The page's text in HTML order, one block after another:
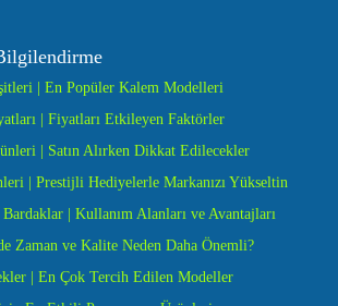
| En Popüler Kalem Modelleri
| Fiyatları Etkileyen Faktörler
| Satın Alırken Dikkat Edilecekler
| Prestijli Hediyelerle Markanızı Yükseltin
| Kullanım Alanları ve Avantajları
Zaman ve Kalite Neden Daha Önemli?
| En Çok Tercih Edilen Modeller